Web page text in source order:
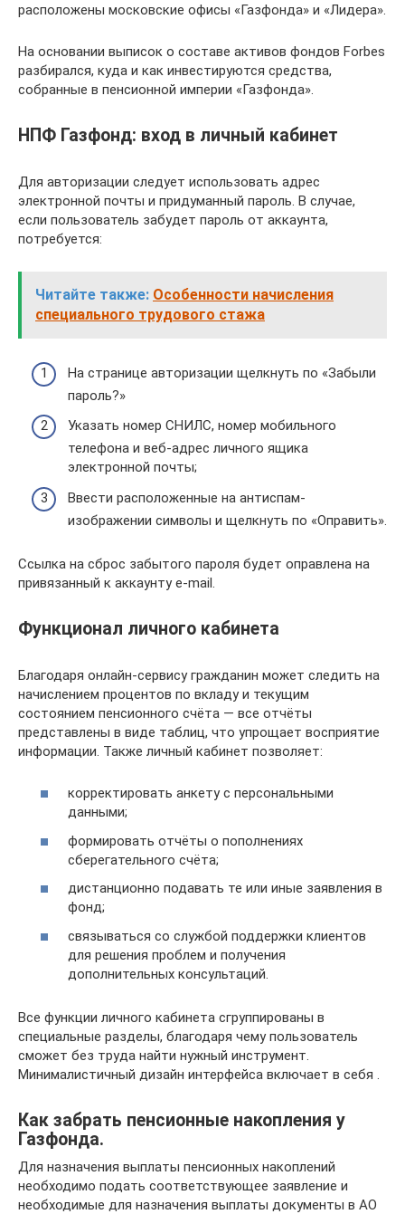
расположены московские офисы «Газфонда» и «Лидера».
На основании выписок о составе активов фондов Forbes
разбирался, куда и как инвестируются средства,
собранные в пенсионной империи «Газфонда».
НПФ Газфонд: вход в личный кабинет
Для авторизации следует использовать адрес
электронной почты и придуманный пароль. В случае,
если пользователь забудет пароль от аккаунта,
потребуется:
Читайте также: Особенности начисления
специального трудового стажа
На странице авторизации щелкнуть по «Забыли
пароль?»
Указать номер СНИЛС, номер мобильного
телефона и веб-адрес личного ящика
электронной почты;
Ввести расположенные на антиспам-
изображении символы и щелкнуть по «Оправить».
Ссылка на сброс забытого пароля будет оправлена на
привязанный к аккаунту e-mail.
Функционал личного кабинета
Благодаря онлайн-сервису гражданин может следить на
начислением процентов по вкладу и текущим
состоянием пенсионного счёта — все отчёты
представлены в виде таблиц, что упрощает восприятие
информации. Также личный кабинет позволяет:
корректировать анкету с персональными
данными;
формировать отчёты о пополнениях
сберегательного счёта;
дистанционно подавать те или иные заявления в
фонд;
связываться со службой поддержки клиентов
для решения проблем и получения
дополнительных консультаций.
Все функции личного кабинета сгруппированы в
специальные разделы, благодаря чему пользователь
сможет без труда найти нужный инструмент.
Минималистичный дизайн интерфейса включает в себя .
Как забрать пенсионные накопления у
Газфонда.
Для назначения выплаты пенсионных накоплений
необходимо подать соответствующее заявление и
необходимые для назначения выплаты документы в АО